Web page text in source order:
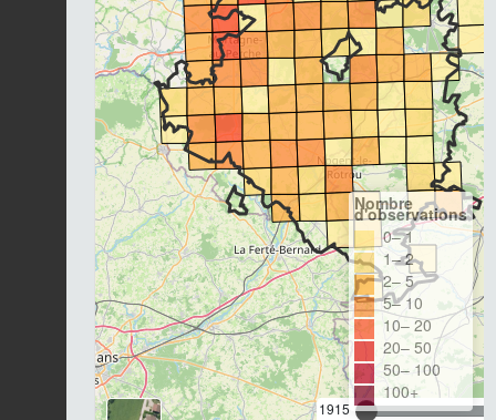
1915
Nombre
d'observations
0– 1
1– 2
2– 5
5– 10
10– 20
20– 50
50– 100
100+